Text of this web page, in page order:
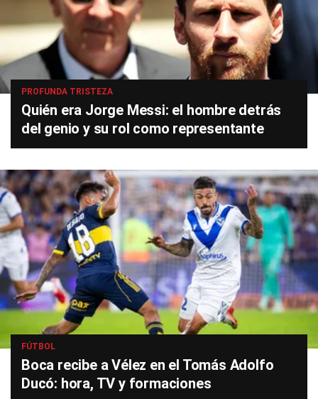
PROFUNDA TRISTEZA
Quién era Jorge Messi: el hombre detrás
del genio y su rol como representante
FÚTBOL
Boca recibe a Vélez en el Tomás Adolfo
Ducó: hora, TV y formaciones